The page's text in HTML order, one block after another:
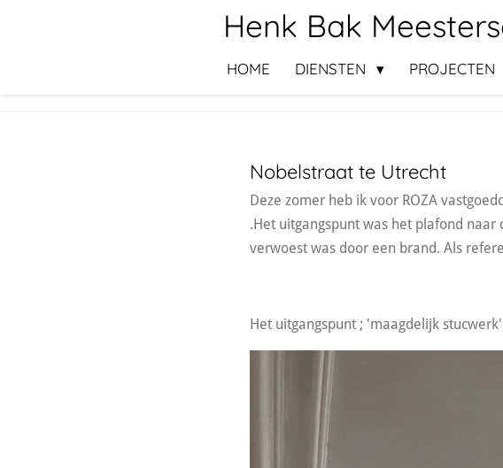
Henk Bak
HOME DIENSTEN PROJECTEN
Nobelstraat te Utrecht
Deze zomer heb ik voor ROZA
.Het uitgangspunt was het plafond
verwoest was door een brand. Als
Het uitgangspunt ; 'maagdelijk stucwerk'